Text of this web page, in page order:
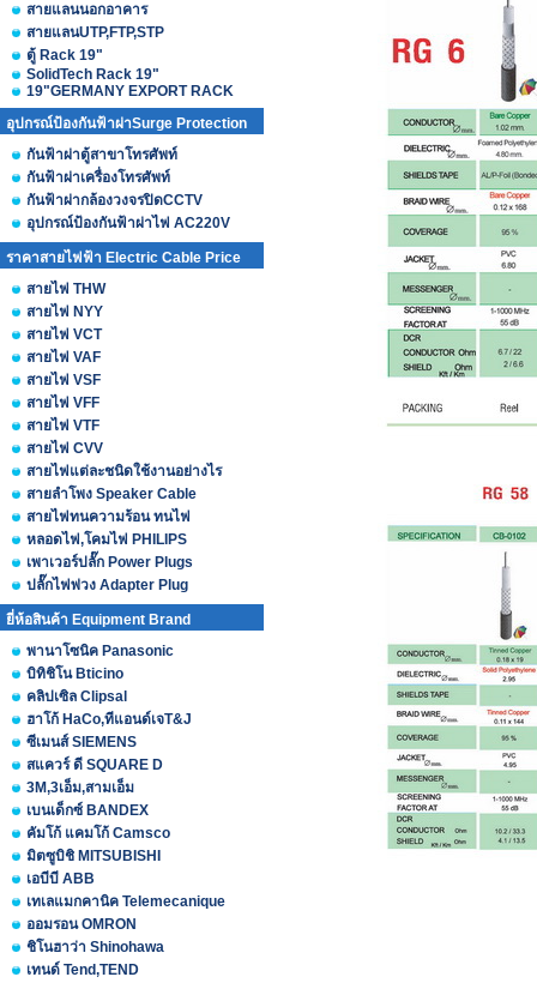
สายแลนนอกอาคาร
สายแลนUTP,FTP,STP
ตู้ Rack 19"
SolidTech Rack 19"
19"GERMANY EXPORT RACK
อุปกรณ์ป้องกันฟ้าผ่าSurge Protection
กันฟ้าผ่าตู้สาขาโทรศัพท์
กันฟ้าผ่าเครื่องโทรศัพท์
กันฟ้าผ่ากล้องวงจรปิดCCTV
อุปกรณ์ป้องกันฟ้าผ่าไฟ AC220V
ราคาสายไฟฟ้า Electric Cable Price
สายไฟ THW
สายไฟ NYY
สายไฟ VCT
สายไฟ VAF
สายไฟ VSF
สายไฟ VFF
สายไฟ VTF
สายไฟ CVV
สายไฟแต่ละชนิดใช้งานอย่างไร
สายลำโพง Speaker Cable
สายไฟทนความร้อน ทนไฟ
หลอดไฟ,โคมไฟ PHILIPS
เพาเวอร์ปลั๊ก Power Plugs
ปลั๊กไฟพ่วง Adapter Plug
ยี่ห้อสินค้า Equipment Brand
พานาโซนิค Panasonic
บิทิชิโน Bticino
คลิปเซิล Clipsal
ฮาโก้ HaCo,ทีแอนด์เจT&J
ซีเมนส์ SIEMENS
สแควร์ ดี SQUARE D
3M,3เอ็ม,สามเอ็ม
เบนเด็กซ์ BANDEX
คัมโก้ แคมโก้ Camsco
มิตซูบิชิ MITSUBISHI
เอบีบี ABB
เทเลแมกคานิค Telemecanique
ออมรอน OMRON
ชิโนฮาว่า Shinohawa
เทนด์ Tend,TEND